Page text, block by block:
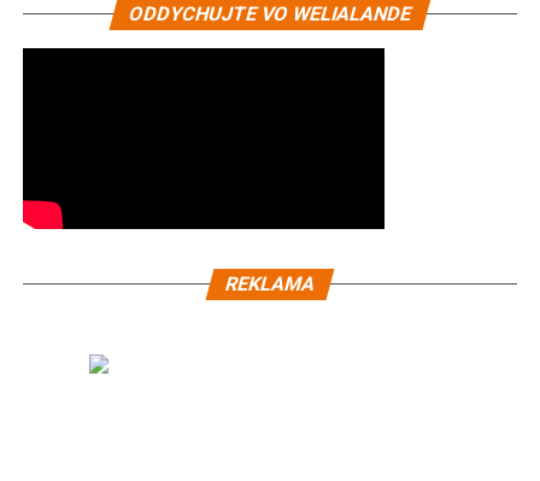
ODDYCHUJTE VO WELIALANDE
REKLAMA